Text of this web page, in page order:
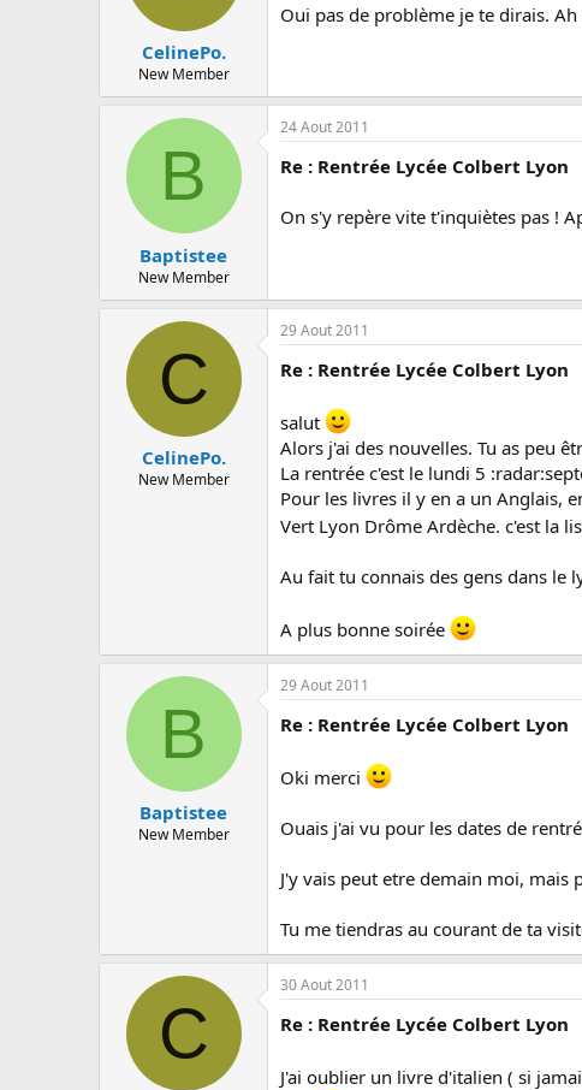
CelinePo.
New Member
Oui pas de problème je te dirais.
B
Baptistee
New Member
24 Aout 2011
Re : Rentrée Lycée Colbert Lyon
On s'y repère vite t'inquiètes pas !
C
CelinePo.
New Member
29 Aout 2011
Re : Rentrée Lycée Colbert Lyon
salut
Alors j'ai des nouvelles. Tu as peu
La rentrée c'est le lundi 5
Pour les livres il y en a un Anglais,
Vert Lyon Drôme Ardèche. c'est la
Au fait tu connais des gens dans le
A plus bonne soirée
B
Baptistee
New Member
29 Aout 2011
Re : Rentrée Lycée Colbert Lyon
Oki merci
Ouais j'ai vu pour les dates de
J'y vais peut etre demain moi, mais
Tu me tiendras au courant de ta
C
30 Aout 2011
Re : Rentrée Lycée Colbert Lyon
J'ai oublier un livre d'italien ( si